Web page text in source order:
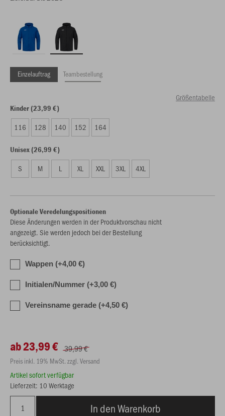
Einzelauftrag Teambestellung
Größentabelle
Kinder (23,99 €)
116 128 140 152 164
Unisex (26,99 €)
S M L XL XXL 3XL 4XL
Optionale Veredelungspositionen
Diese Änderungen werden in der Produktvorschau nicht
angezeigt. Sie werden jedoch bei der Bestellung
berücksichtigt.
Wappen (+4,00 €)
Initialen/Nummer (+3,00 €)
Vereinsname gerade (+4,50 €)
ab 23,99 € 39,99 €
Preis inkl. 19% MwSt. zzgl. Versand
Artikel sofort verfügbar
Lieferzeit: 10 Werktage
In den Warenkorb